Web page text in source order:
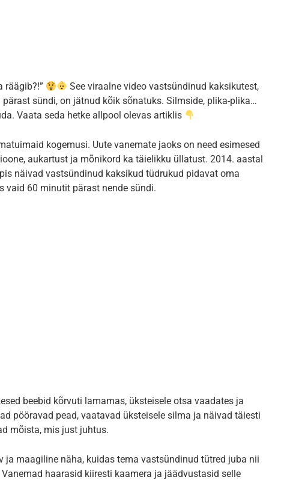
räägib?!”
See viraalne video vastsündinud kaksikutest,
pärast sündi, on jätnud kõik sõnatuks. Silmside, plika-plika…
Vaata seda hetke allpool olevas artiklis
kogemusi. Uute vanemate jaoks on need esimesed
aukartust ja mõnikord ka täielikku üllatust. 2014. aastal
näivad vastsündinud kaksikud tüdrukud pidavat oma
vaid 60 minutit pärast nende sündi.
beebid kõrvuti lamamas, üksteisele otsa vaadates ja
pööravad pead, vaatavad üksteisele silma ja näivad täiesti
mõista, mis just juhtus.
ja maagiline näha, kuidas tema vastsündinud tütred juba nii
haarasid kiiresti kaamera ja jäädvustasid selle